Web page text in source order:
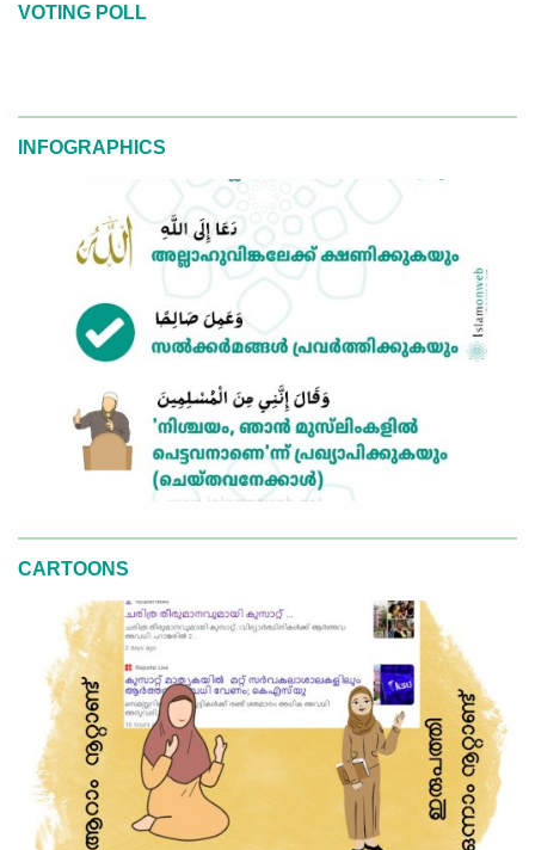
VOTING POLL
INFOGRAPHICS
CARTOONS